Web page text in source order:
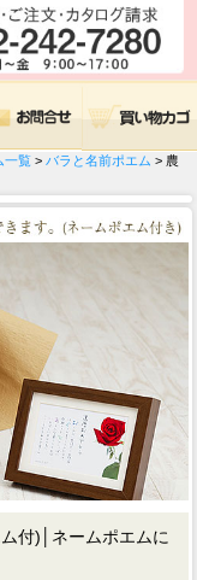
一覧 > バラと名前ポエム > 農
付)│ネームポエムに